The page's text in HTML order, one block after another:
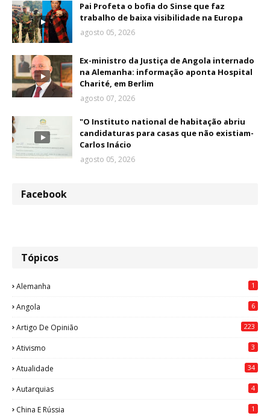
Pai Profeta o bofia do Sinse que faz
trabalho de baixa visibilidade na Europa
agosto 05, 2026
Ex-ministro da Justiça de Angola internado
na Alemanha: informação aponta Hospital
Charité, em Berlim
agosto 07, 2026
"O Instituto national de habitação abriu
candidaturas para casas que não existiam-
Carlos Inácio
agosto 05, 2026
Facebook
Tópicos
Alemanha 1
Angola 6
Artigo De Opinião 223
Ativismo 3
Atualidade 34
Autarquias 4
China E Rússia 1